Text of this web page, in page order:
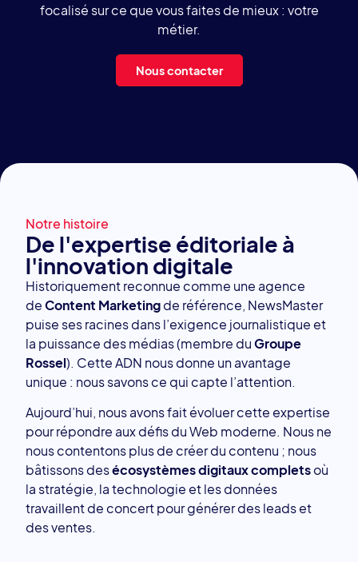
focalisé sur ce que vous faites de mieux : votre
métier.
Nous contacter
Notre histoire
De l'expertise éditoriale à
l'innovation digitale
Historiquement reconnue comme une agence
deContent Marketingde référence, NewsMaster
puise ses racines dans l’exigence journalistique et
la puissance des médias (membre duGroupe
Rossel). Cette ADN nous donne un avantage
unique : nous savons ce qui capte l’attention.
Aujourd’hui, nous avons fait évoluer cette expertise
pour répondre aux défis du Web moderne. Nous ne
nous contentons plus de créer du contenu ; nous
bâtissons desécosystèmes digitaux completsoù
la stratégie, la technologie et les données
travaillent de concert pour générer des leads et
des ventes.